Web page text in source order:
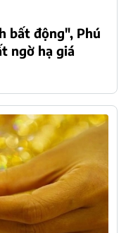
bất động", Phú
ngờ hạ giá